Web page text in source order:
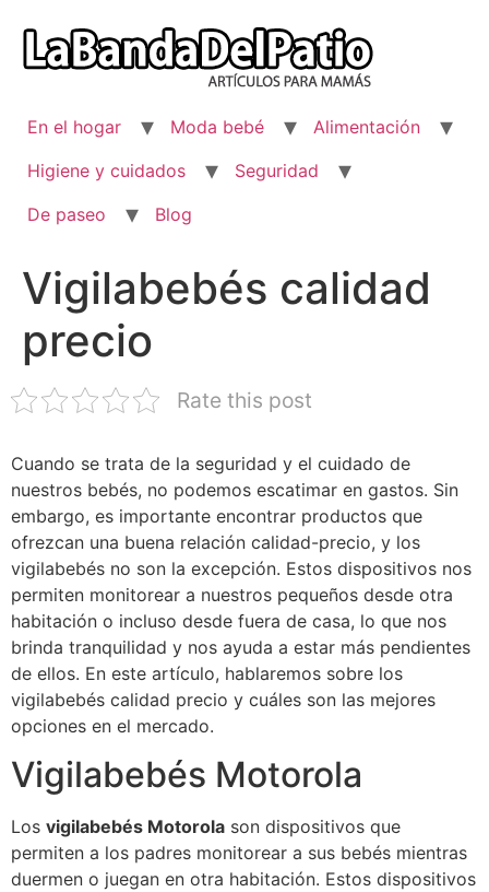
contenido
En el hogar Moda bebé
Alimentación
Higiene y cuidados
Seguridad
De paseo
Blog
Vigilabebés calidad
precio
Rate this post
Cuando se trata de la seguridad y el cuidado de
nuestros bebés, no podemos escatimar en gastos. Sin
embargo, es importante encontrar productos que
ofrezcan una buena relación calidad-precio, y los
vigilabebés no son la excepción. Estos dispositivos nos
permiten monitorear a nuestros pequeños desde otra
habitación o incluso desde fuera de casa, lo que nos
brinda tranquilidad y nos ayuda a estar más pendientes
de ellos. En este artículo, hablaremos sobre los
vigilabebés calidad precio y cuáles son las mejores
opciones en el mercado.
Vigilabebés Motorola
Los vigilabebés Motorola son dispositivos que
permiten a los padres monitorear a sus bebés mientras
duermen o juegan en otra habitación. Estos dispositivos